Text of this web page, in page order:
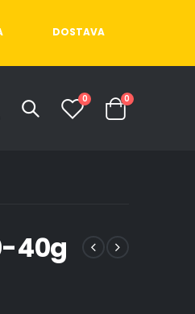
DOSTAVA
0 0
40g